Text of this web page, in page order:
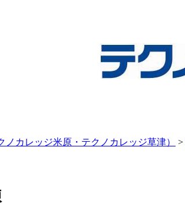
カレッジ米原・テクノカレッジ草津） >